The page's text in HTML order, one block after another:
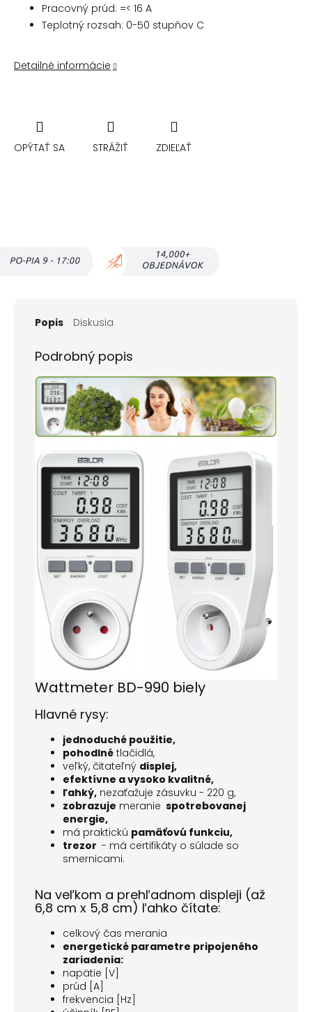
Pracovný prúd: =< 16 A
Teplotný rozsah: 0-50 stupňov C
Detailné informácie
OPÝTAŤ SA STRÁŽIŤ ZDIEĽAŤ
Popis Diskusia
Podrobný popis
Wattmeter BD-990 biely
Hlavné rysy:
jednoduché použitie,
pohodlné tlačidlá,
veľký, čitateľný displej,
efektívne a vysoko kvalitné,
ľahký, nezaťažuje zásuvku - 220 g,
zobrazuje meranie spotrebovanej
energie,
má praktickú pamäťovú funkciu,
trezor - má certifikáty o súlade so
smernicami.
Na veľkom a prehľadnom displeji (až
6,8 cm x 5,8 cm) ľahko čítate:
celkový čas merania
energetické parametre pripojeného
zariadenia:
napätie [V]
prúd [A]
frekvencia [Hz]